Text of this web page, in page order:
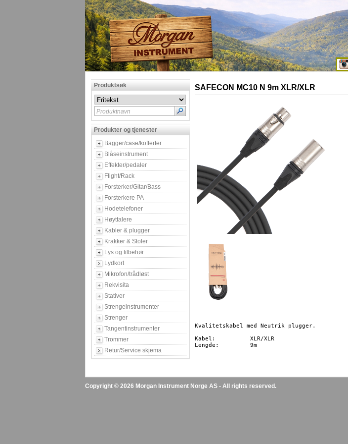
Produktsøk
Produktnavn
Produkter og tjenester
Bagger/case/kofferter
Blåseinstrument
Effekter/pedaler
Flight/Rack
Forsterker/Gitar/Bass
Forsterkere PA
Hodetelefoner
Høyttalere
Kabler & plugger
Krakker & Stoler
Lys og tilbehør
Lydkort
Mikrofon/trådløst
Rekvisita
Stativer
Strengeinstrumenter
Strenger
Tangentinstrumenter
Trommer
Retur/Service skjema
SAFECON MC10 N 9m XLR/XLR
Kvalitetskabel med Neutrik plugger.
Kabel:		XLR/XLR
Lengde:		9m
Copyright © 2026 Morgan Instrument Norge AS - All rights reserved.